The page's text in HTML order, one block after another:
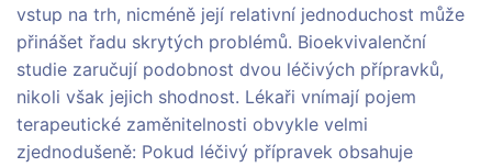
vstup na trh, nicméně její relativní jednoduchost může
přinášet řadu skrytých problémů. Bioekvivalenční
studie zaručují podobnost dvou léčivých přípravků,
nikoli však jejich shodnost. Lékaři vnímají pojem
terapeutické zaměnitelnosti obvykle velmi
zjednodušeně: Pokud léčivý přípravek obsahuje